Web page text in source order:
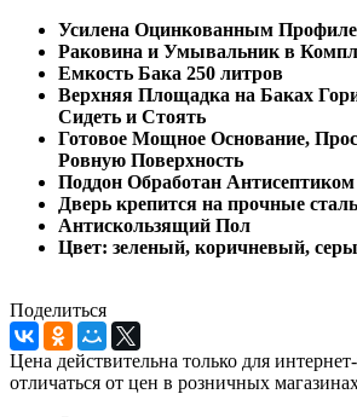
Усилена Оцинкованным
Раковина и Умывальник в
Емкость Бака 250 литров
Верхняя Площадка на Баках
Сидеть и Стоять
Готовое Мощное Основание,
Ровную Поверхность
Поддон Обработан Антисептиком
Дверь крепится на прочные
Антискользящий Пол
Цвет: зеленый, коричневый,
Поделиться
Цена действительна только для
отличаться от цен в розничных